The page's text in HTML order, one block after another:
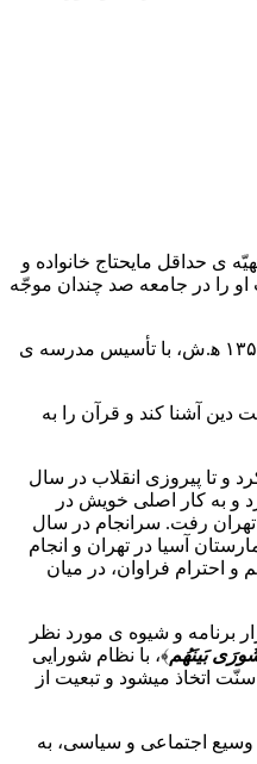
تهیّه ی حداقل مایحتاج خانواده و
را در جامعه صد چندان موجّه
مدّتی بعد برای معالجه ی همسر فداکارش به تهران عزیمت کرد که بعد از چندی اقامت در آن جا و پس از فوت همسر، برای همیشه به دیار خود، سنندج، مراجعت نمود. در سال۱۳۵۶ ﻫ.ش، با تأسیس مدرسه ی
آشنا کند و قرآن را به
و تا پیروزی انقلاب در سال
و به کار اصلی خویش در
به تهران رفت. سرانجام در سال
آسیا در تهران و انجام
با تکریم و احترام فراوان، در میان
برنامه و شیوه ی مورد نظر
بَینَهُم﴾، با نظام شورایی
اتخاذ میشود و تبعیت از
اجتماعی و سیاسی، به